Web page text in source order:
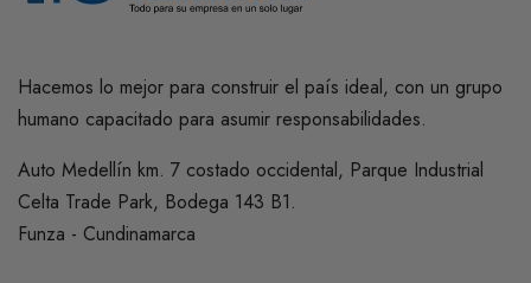
Hacemos lo mejor para construir el país ideal, con un grupo
humano capacitado para asumir responsabilidades.
Auto Medellín km. 7 costado occidental, Parque Industrial
Celta Trade Park, Bodega 143 B1.
Funza - Cundinamarca